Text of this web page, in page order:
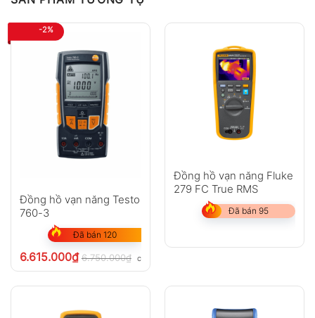
-2%
Đồng hồ vạn năng Testo
760-3
Đã bán 120
6.615.000₫ 6.750.000₫ chưa VAT 8%
Đồng hồ vạn năng Fluke
279 FC True RMS
Đã bán 95